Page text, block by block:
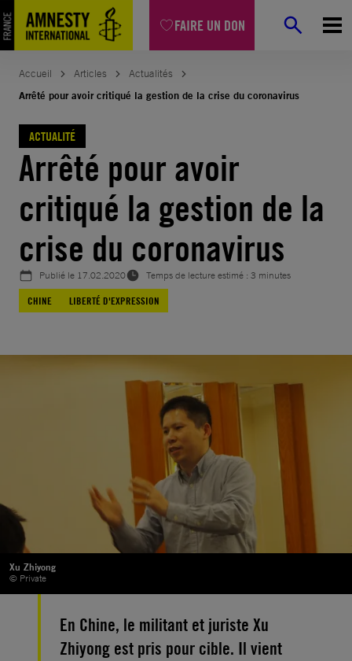
FAIRE UN DON
Aller
au
contenu
Accueil Articles
Actualités
Arrêté pour avoir critiqué la gestion de la crise du coronavirus
ACTUALITÉ
Arrêté pour avoir
critiqué la gestion de la
crise du coronavirus
Publié le 17.02.2020
Temps de lecture estimé : 3 minutes
CHINE
LIBERTÉ D'EXPRESSION
Xu Zhiyong
© Private
En Chine, le militant et juriste Xu
Zhiyong est pris pour cible. Il vient